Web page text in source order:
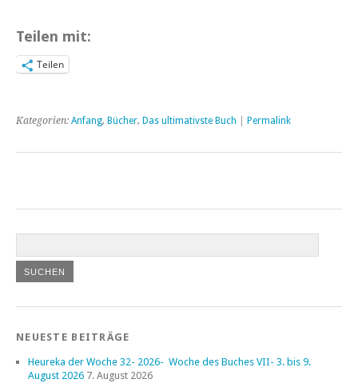
Teilen mit:
Teilen
Kategorien: Anfang, Bücher, Das ultimativste Buch Permalink
NEUESTE BEITRÄGE
Heureka der Woche 32- 2026- Woche des Buches VII- 3. bis 9.
August 2026 7. August 2026